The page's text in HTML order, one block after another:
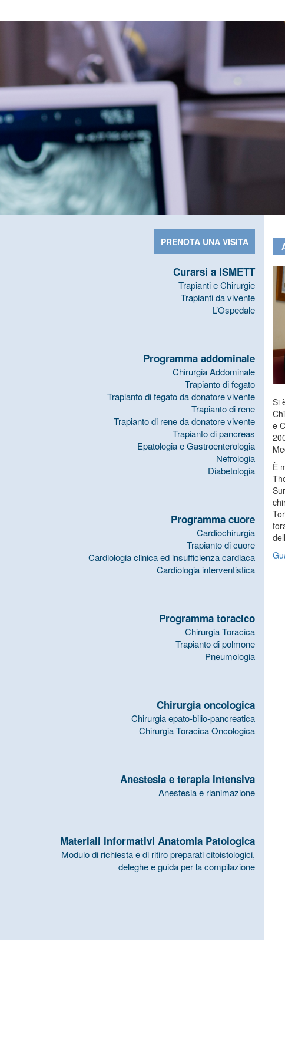
PRENOTA UNA VISITA
Curarsi a ISMETT
Trapianti e Chirurgie
Trapianti da vivente
L’Ospedale
Programma addominale
Chirurgia Addominale
Trapianto di fegato
Trapianto di fegato da donatore vivente
Trapianto di rene
Trapianto di rene da donatore vivente
Trapianto di pancreas
Epatologia e Gastroenterologia
Nefrologia
Diabetologia
Programma cuore
Cardiochirurgia
Trapianto di cuore
Cardiologia clinica ed insufficienza cardiaca
Cardiologia interventistica
Programma toracico
Chirurgia Toracica
Trapianto di polmone
Pneumologia
Chirurgia oncologica
Chirurgia epato-bilio-pancreatica
Chirurgia Toracica Oncologica
Anestesia e terapia intensiva
Anestesia e rianimazione
Materiali informativi Anatomia Patologica
Modulo di richiesta e di ritiro preparati citoistologici,
deleghe e guida per la compilazione
Si
e
È